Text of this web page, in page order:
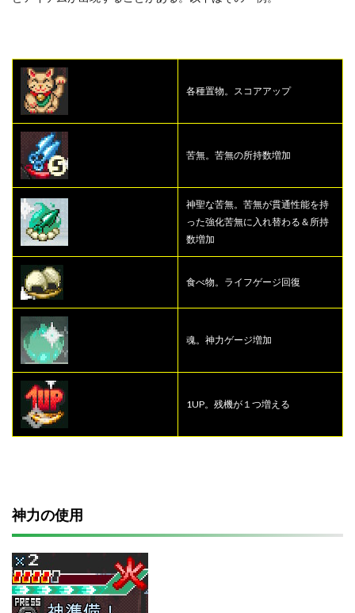
各種置物。スコアアップ
苦無。苦無の所持数増加
神聖な苦無。苦無が貫通性能を持
った強化苦無に入れ替わる＆所持
数増加
食べ物。ライフゲージ回復
魂。神力ゲージ増加
1UP。残機が１つ増える
神力の使用